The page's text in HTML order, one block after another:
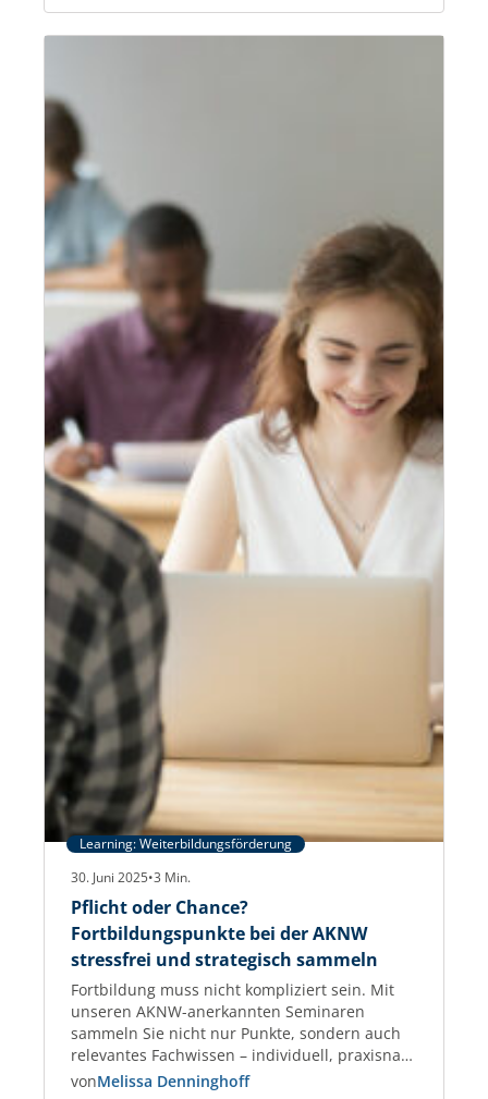
belegen diesen Produktivitätsgewinn
eindeutig. Gleichzeitig treten neue Regeln in
Pflicht
wird
Learning: Weiterbildungsförderung
30. Juni 2025•3 Min.
Pflicht oder Chance?
Fortbildungspunkte bei der AKNW
stressfrei und strategisch sammeln
Fortbildung muss nicht kompliziert sein. Mit
unseren AKNW-anerkannten Seminaren
sammeln Sie nicht nur Punkte, sondern auch
relevantes Fachwissen – individuell, praxisnah
und garantiert anerkannt. Fortbildungspunkte
vonMelissa Denninghoff